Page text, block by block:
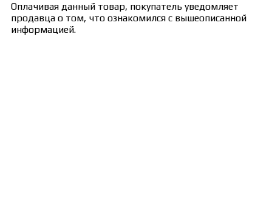
Оплачивая данный товар, покупатель уведомляет
продавца о том, что ознакомился с вышеописанной
информацией.